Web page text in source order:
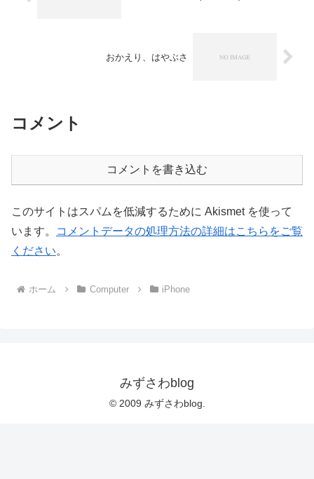
おかえり、はやぶさ
コメント
コメントを書き込む
このサイトはスパムを低減するために Akismet を使って
います。
コメントデータの処理方法の詳細はこちらをご覧
ください。
ホーム Computer iPhone
みずさわblog
© 2009 みずさわblog.